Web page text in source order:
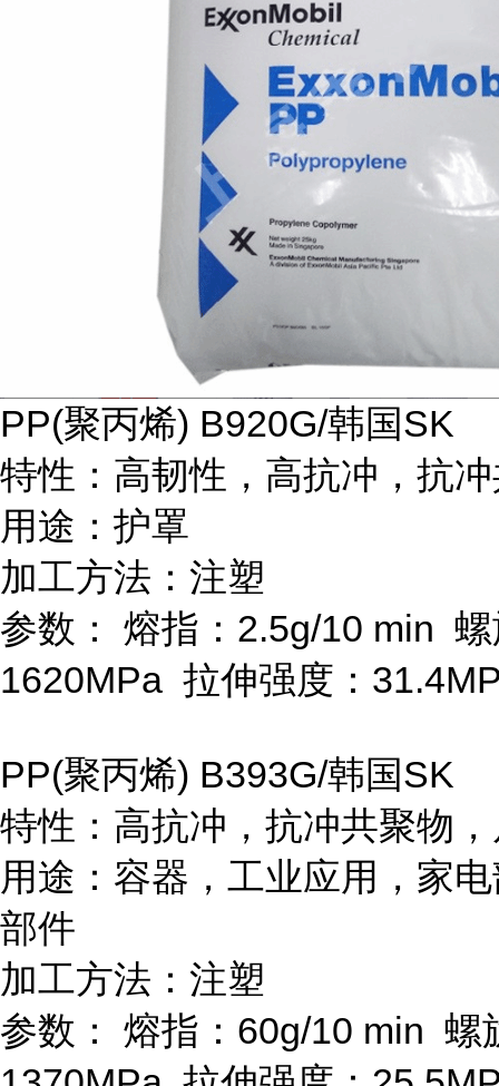
PP(聚丙烯) B920G/韩国SK
特性：高韧性，高抗冲，抗
用途：护罩
加工方法：注塑
参数：
熔指： 2.5g/10 min
1620MPa 拉伸强度：
PP(聚丙烯) B393G/韩国SK
特性：高抗冲，抗冲共聚物
用途：容器，工业应用，家
部件
加工方法：注塑
参数：
熔指： 60g/10 min 螺